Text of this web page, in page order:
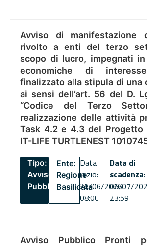
Avviso di manifestazione
rivolto a enti del terzo
scopo di lucro, impegnati
economiche di
finalizzato alla stipula di una
ai sensi dell’art. 56 del D.
“Codice del Terzo
realizzazione delle attività
Task 4.2 e 4.3 del Progetto
IT-LIFE TURTLENEST
Tipo:
Avviso
Pubblico
Ente:
Regione
Basilicata
Data
inizio:
26/06/2026
08:00
Data di
scadenza:
06/07/
23:59
Avviso Pubblico Pronti